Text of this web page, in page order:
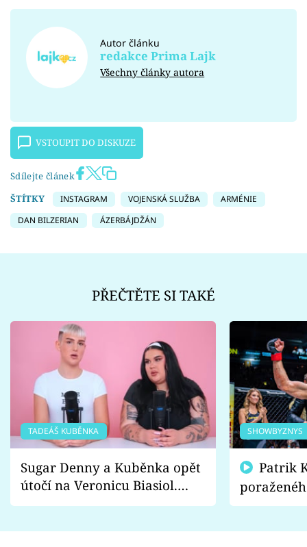
Autor článku
redakce Prima Lajk
Všechny články autora
VSTOUPIT DO DISKUZE
Sdílejte článek
ŠTÍTKY
INSTAGRAM VOJENSKÁ SLUŽBA
ARMÉNIE
DAN BILZERIAN
ÁZERBÁJDŽÁN
PŘEČTĚTE SI TAKÉ
TADEÁŠ KUBĚNKA
Sugar Denny a Kuběnka opět
útočí na Veronicu Biasiol.
Proč je podle nich falešná a
SHOWBYZNYS
fanoušci